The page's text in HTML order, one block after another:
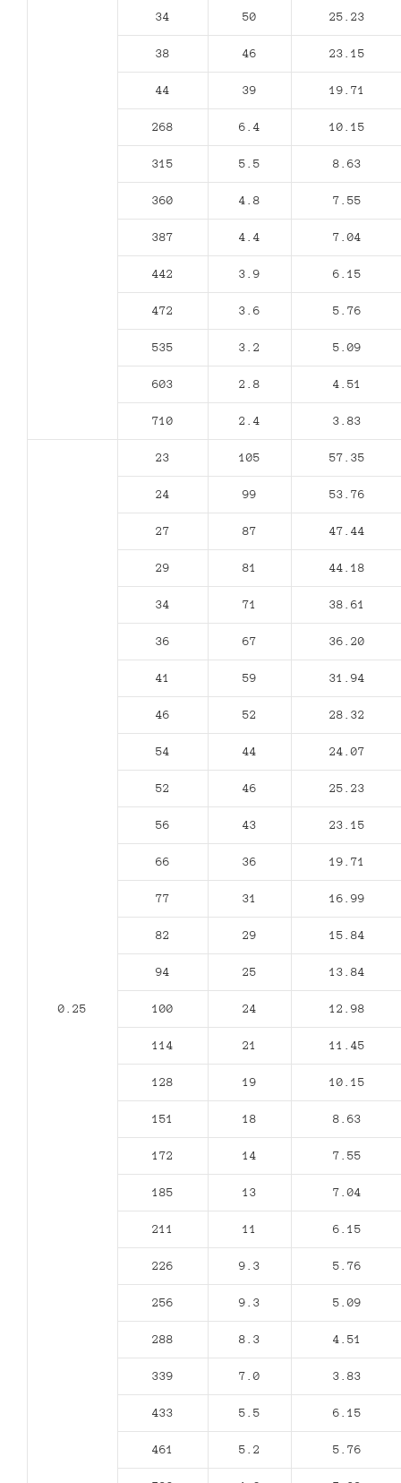
34 50 25.23
38 46 23.15
44 39 19.71
268 6.4 10.15
315 5.5 8.63
360 4.8 7.55
387 4.4 7.04
442 3.9 6.15
472 3.6 5.76
535 3.2 5.09
603 2.8 4.51
710 2.4 3.83
0.25
23 105 57.35
24 99 53.76
27 87 47.44
29 81 44.18
34 71 38.61
36 67 36.20
41 59 31.94
46 52 28.32
54 44 24.07
52 46 25.23
56 43 23.15
66 36 19.71
77 31 16.99
82 29 15.84
94 25 13.84
100 24 12.98
114 21 11.45
128 19 10.15
151 18 8.63
172 14 7.55
185 13 7.04
211 11 6.15
226 9.3 5.76
256 9.3 5.09
288 8.3 4.51
339 7.0 3.83
433 5.5 6.15
461 5.2 5.76